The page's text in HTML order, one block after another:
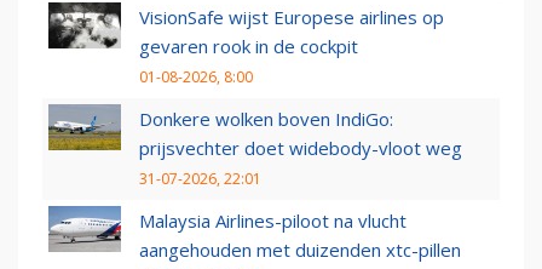
VisionSafe wijst Europese airlines op
gevaren rook in de cockpit
01-08-2026, 8:00
Donkere wolken boven IndiGo:
prijsvechter doet widebody-vloot weg
31-07-2026, 22:01
Malaysia Airlines-piloot na vlucht
aangehouden met duizenden xtc-pillen